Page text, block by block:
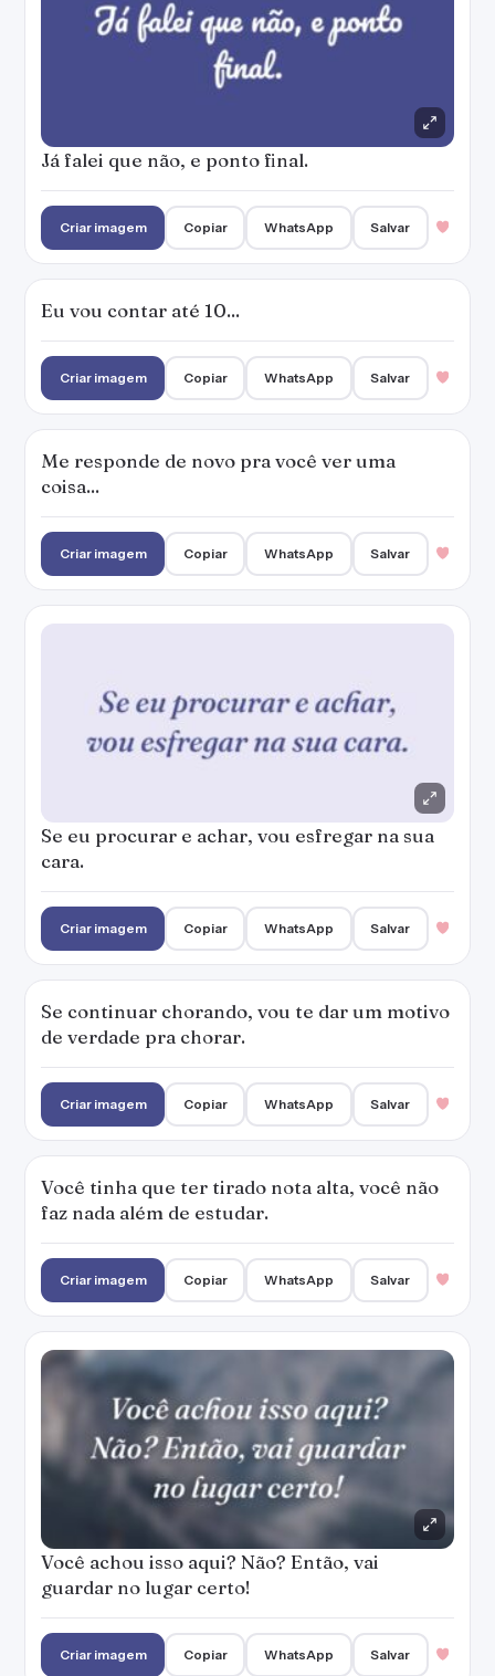
Já falei que não, e ponto final.
Criar imagem Copiar WhatsApp Salvar
Eu vou contar até 10...
Criar imagem Copiar WhatsApp Salvar
Me responde de novo pra você ver uma
coisa...
Criar imagem Copiar WhatsApp Salvar
Se eu procurar e achar, vou esfregar na sua
cara.
Criar imagem Copiar WhatsApp Salvar
Se continuar chorando, vou te dar um motivo
de verdade pra chorar.
Criar imagem Copiar WhatsApp Salvar
Você tinha que ter tirado nota alta, você não
faz nada além de estudar.
Criar imagem Copiar WhatsApp Salvar
Você achou isso aqui? Não? Então, vai
guardar no lugar certo!
Criar imagem Copiar WhatsApp Salvar